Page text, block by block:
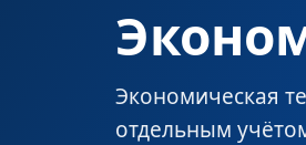
Экономическая
отдельным